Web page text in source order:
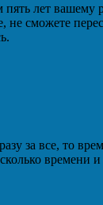
лет вашему
не сможете
за все, то
времени